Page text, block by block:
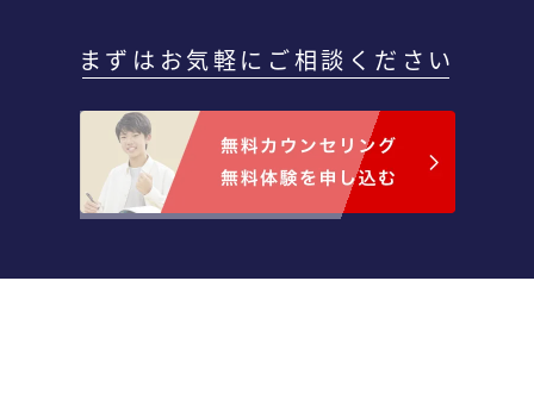
まずはお気軽にご相談ください